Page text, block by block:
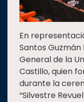
En
Santos Guzmán
General de la
Castillo, quien
durante la
“Silvestre